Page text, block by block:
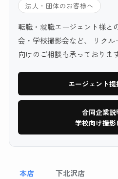
法人・団体のお客様へ
転職・就職エージェント様と
会・学校撮影会など、 リクル
向けのご相談も承っております
エージェント提
合同企業説
学校向け撮影
本店 下北沢店